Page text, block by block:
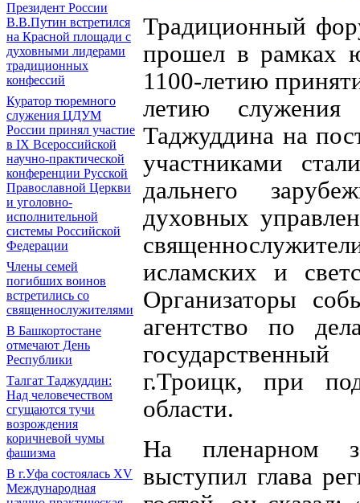
Президент России
В.В.Путин встретился
на Красной площади с
духовными лидерами
традиционных
конфессий
Куратор тюремного
служения ЦДУМ
России принял участие
в IX Всероссийской
научно-практической
конференции Русской
Православной Церкви
и уголовно-
исполнительной
системы Российской
Федерации
Члены семей
погибших воинов
встретились со
священнослужителями
В Башкортостане
отмечают День
Республики
Талгат Таджуддин:
Над человечеством
сгущаются тучи
возрождения
коричневой чумы
фашизма
В г.Уфа состоялась XV
Международная
Традиционный
прошел в рамках
1100-летию
летию служения
Таджуддина на
участниками
дальнего
духовных
исламских и
Организаторы
агентство по
г.Троицк, при
области.
На пленарном
выступил глава